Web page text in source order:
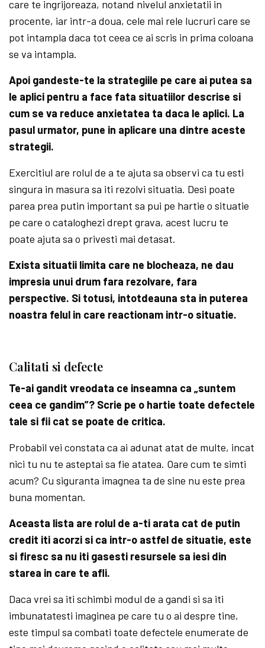
care te ingrijoreaza, notand nivelul anxietatii in
procente, iar intr-a doua, cele mai rele lucruri care se
pot intampla daca tot ceea ce ai scris in prima coloana
se va intampla.
Apoi gandeste-te la strategiile pe care ai putea sa
le aplici pentru a face fata situatiilor descrise si
cum se va reduce anxietatea ta daca le aplici. La
pasul urmator, pune in aplicare una dintre aceste
strategii.
Exercitiul are rolul de a te ajuta sa observi ca tu esti
singura in masura sa iti rezolvi situatia. Desi poate
parea prea putin important sa pui pe hartie o situatie
pe care o cataloghezi drept grava, acest lucru te
poate ajuta sa o privesti mai detasat.
Exista situatii limita care ne blocheaza, ne dau
impresia unui drum fara rezolvare, fara
perspective. Si totusi, intotdeauna sta in puterea
noastra felul in care reactionam intr-o situatie.
Calitati si defecte
Te-ai gandit vreodata ce inseamna ca „suntem
ceea ce gandim”? Scrie pe o hartie toate defectele
tale si fii cat se poate de critica.
Probabil vei constata ca ai adunat atat de multe, incat
nici tu nu te asteptai sa fie atatea. Oare cum te simti
acum? Cu siguranta imagnea ta de sine nu este prea
buna momentan.
Aceasta lista are rolul de a-ti arata cat de putin
credit iti acorzi si ca intr-o astfel de situatie, este
si firesc sa nu iti gasesti resursele sa iesi din
starea in care te afli.
Daca vrei sa iti schimbi modul de a gandi si sa iti
imbunatatesti imaginea pe care tu o ai despre tine,
este timpul sa combati toate defectele enumerate de